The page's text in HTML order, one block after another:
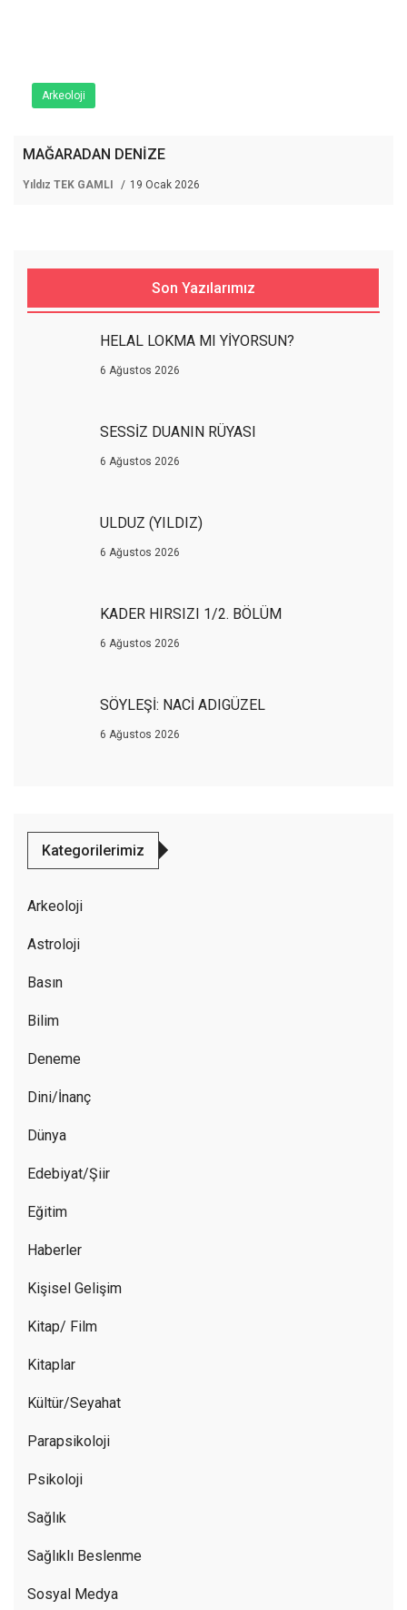
Arkeoloji
MAĞARADAN DENİZE
Yıldız TEK GAMLI 19 Ocak 2026
Son Yazılarımız
HELAL LOKMA MI YİYORSUN?
6 Ağustos 2026
SESSİZ DUANIN RÜYASI
6 Ağustos 2026
ULDUZ (YILDIZ)
6 Ağustos 2026
KADER HIRSIZI 1/2. BÖLÜM
6 Ağustos 2026
SÖYLEŞİ: NACİ ADIGÜZEL
6 Ağustos 2026
Kategorilerimiz
Arkeoloji
Astroloji
Basın
Bilim
Deneme
Dini/İnanç
Dünya
Edebiyat/Şiir
Eğitim
Haberler
Kişisel Gelişim
Kitap/ Film
Kitaplar
Kültür/Seyahat
Parapsikoloji
Psikoloji
Sağlık
Sağlıklı Beslenme
Sosyal Medya